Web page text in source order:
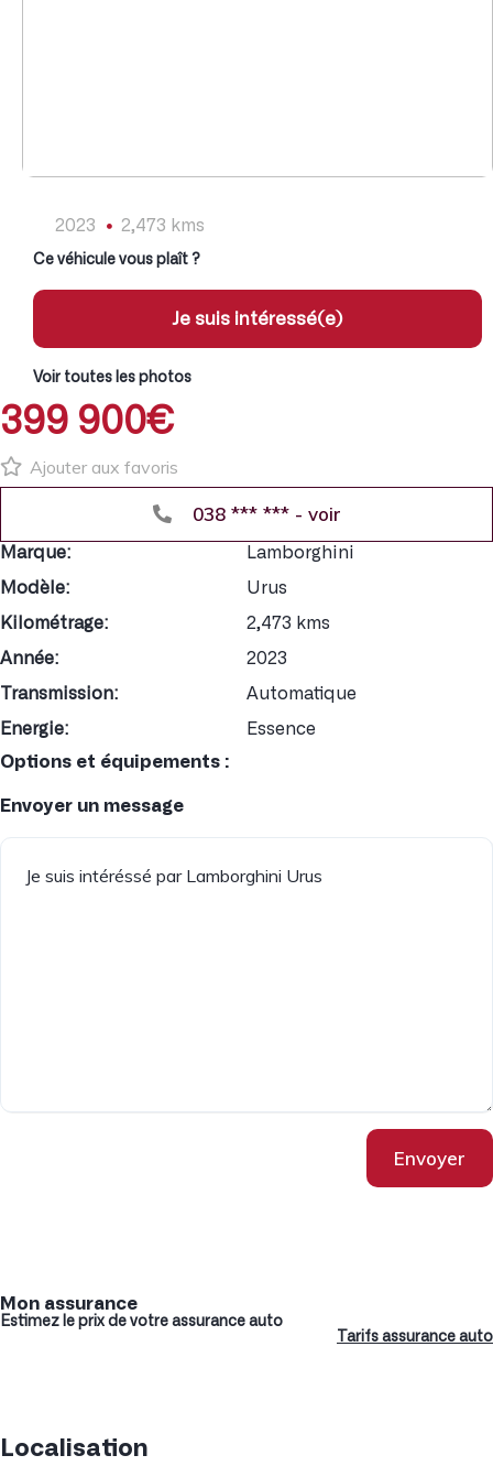
2023 2,473 kms
Ce véhicule vous plaît ?
Je suis intéressé(e)
Voir toutes les photos
399 900€
Ajouter aux favoris
038 *** *** - voir
Marque:
Lamborghini
Modèle:
Urus
Kilométrage:
2,473 kms
Année:
2023
Transmission:
Automatique
Energie:
Essence
Options et équipements :
Envoyer un message
Envoyer
Mon assurance
Estimez le prix de votre assurance auto
Tarifs assurance auto
Localisation